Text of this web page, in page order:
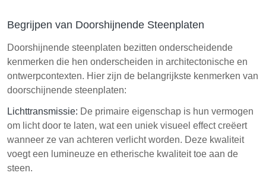
Begrijpen van Doorshijnende Steenplaten
Doorshijnende steenplaten bezitten onderscheidende
kenmerken die hen onderscheiden in architectonische en
ontwerpcontexten. Hier zijn de belangrijkste kenmerken van
doorschijnende steenplaten:
Lichttransmissie: De primaire eigenschap is hun vermogen
om licht door te laten, wat een uniek visueel effect creëert
wanneer ze van achteren verlicht worden. Deze kwaliteit
voegt een lumineuze en etherische kwaliteit toe aan de
steen.